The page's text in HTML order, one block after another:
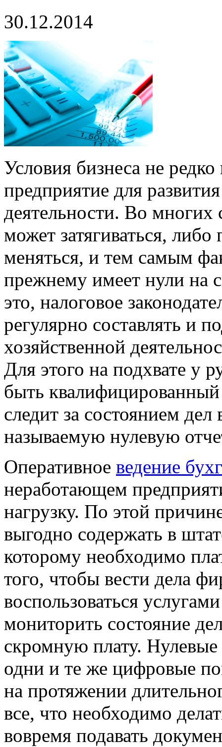
30.12.2014
Условия бизнеса не
предприятие для
деятельности. Во многих
может затягиваться,
меняться, и тем самым
прежнему имеет нули на
это, налоговое
регулярно составлять и
хозяйственной
Для этого на подхвате у
быть
следит за состоянием
называемую нулевую
Оперативное ведение
неработающем
нагрузку. По этой
выгодно содержать в
которому необходимо
того, чтобы вести дела
воспользоваться
мониторить состояние
скромную плату. Нулевые
одни и те же цифровые
на протяжении
все, что необходимо
вовремя подавать